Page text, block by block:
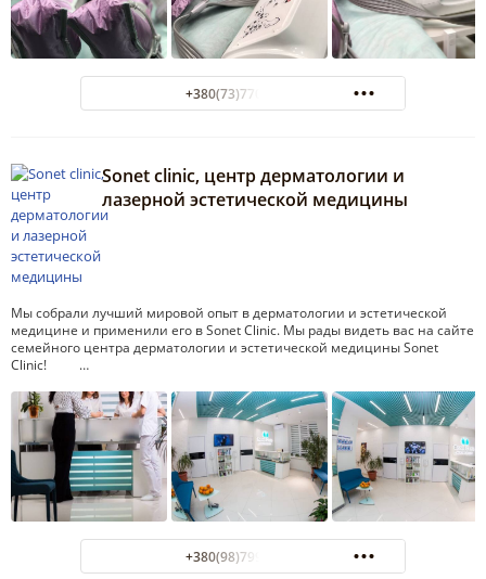
+380(73)770-07-67
Sonet clinic, центр дерматологии и
лазерной эстетической медицины
Мы собрали лучший мировой опыт в дерматологии и эстетической
медицине и применили его в Sonet Clinic. Мы рады видеть вас на сайте
семейного центра дерматологии и эстетической медицины Sonet
Clinic! …
+380(98)799-47-99